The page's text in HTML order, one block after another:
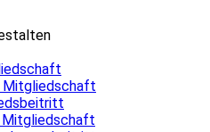
Mitgliedschaft
Mitgliedschaft